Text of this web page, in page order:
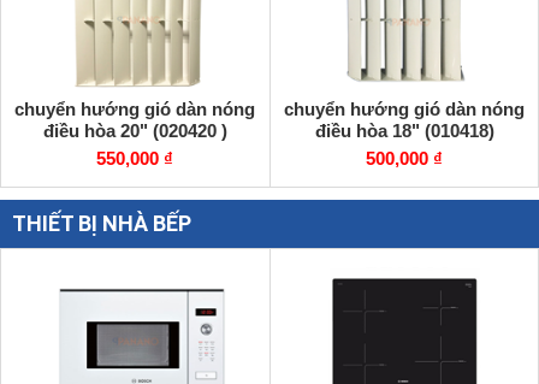
chuyển hướng gió dàn nóng
điều hòa 20" (020420 )
550,000 ₫
chuyển hướng gió dàn nóng
điều hòa 18" (010418)
500,000 ₫
THIẾT BỊ NHÀ BẾP